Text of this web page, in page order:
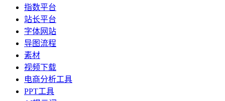
指数平台
站长平台
字体网站
导图流程
素材
视频下载
电商分析工具
PPT工具